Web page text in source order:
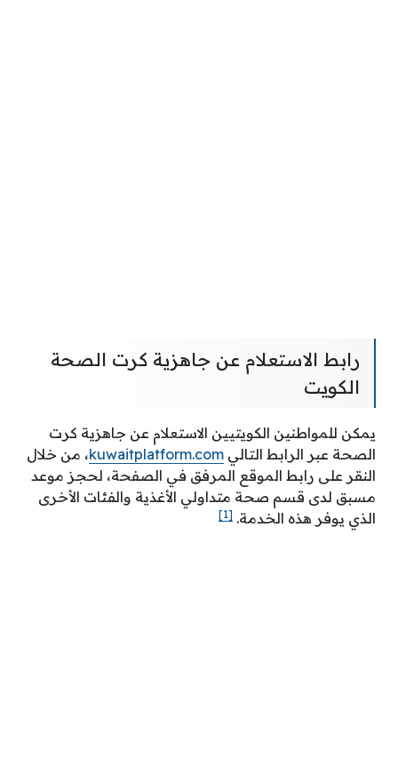
رابط الاستعلام عن جاهزية كرت الصحة
الكويت
يمكن للمواطنين الكويتيين الاستعلام عن جاهزية كرت
الصحة عبر الرابط التالي kuwaitplatform.com، من خلال
النقر على رابط الموقع المرفق في الصفحة، لحجز موعد
مسبق لدى قسم صحة متداولي الأغذية والفئات الأخرى
الذي يوفر هذه الخدمة. [1]